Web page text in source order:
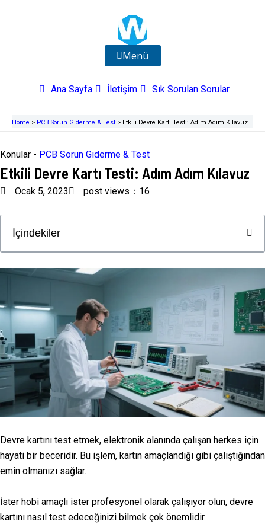
Menü
Ana Sayfa İletişim Sık Sorulan Sorular
Home > PCB Sorun Giderme & Test > Etkili Devre Kartı Testi: Adım Adım Kılavuz
Konular - PCB Sorun Giderme & Test
Etkili Devre Kartı Testi: Adım Adım Kılavuz
Ocak 5, 2023 post views：16
İçindekiler
Devre kartını test etmek, elektronik alanında çalışan herkes için
hayati bir beceridir. Bu işlem, kartın amaçlandığı gibi çalıştığından
emin olmanızı sağlar.
İster hobi amaçlı ister profesyonel olarak çalışıyor olun, devre
kartını nasıl test edeceğinizi bilmek çok önemlidir.